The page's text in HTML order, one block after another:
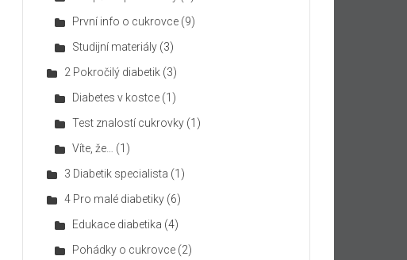
První info o cukrovce (9)
Studijní materiály (3)
2 Pokročilý diabetik (3)
Diabetes v kostce (1)
Test znalostí cukrovky (1)
Víte, že…
(1)
3 Diabetik specialista (1)
4 Pro malé diabetiky (6)
Edukace diabetika (4)
Pohádky o cukrovce (2)